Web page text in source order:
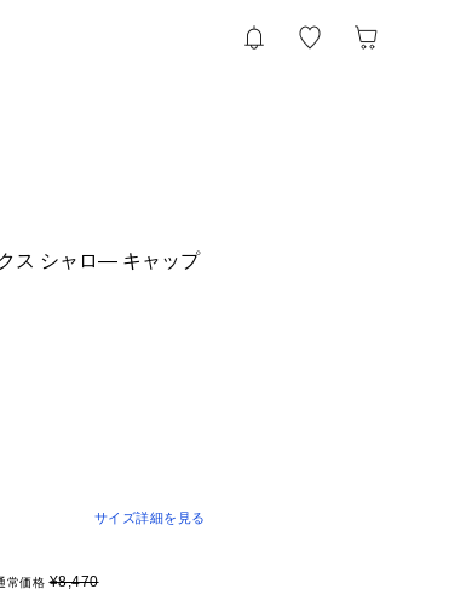
ス シャロ― キャップ
サイズ詳細を見る
常価格¥8,470